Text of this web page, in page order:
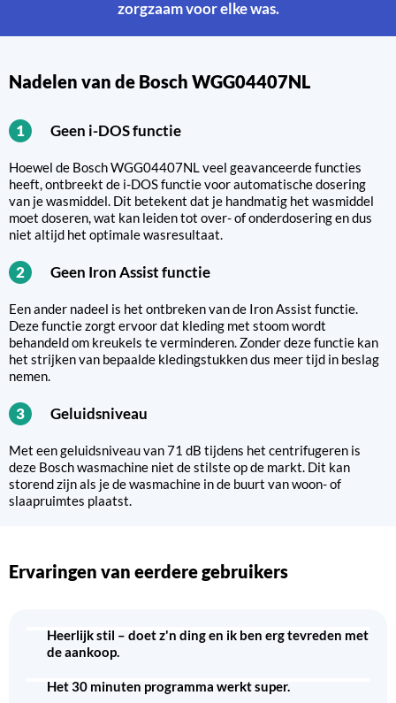
zorgzaam voor elke was.
Nadelen van de Bosch WGG04407NL
1 Geen i-DOS functie
Hoewel de Bosch WGG04407NL veel geavanceerde functies
heeft, ontbreekt de i-DOS functie voor automatische dosering
van je wasmiddel. Dit betekent dat je handmatig het wasmiddel
moet doseren, wat kan leiden tot over- of onderdosering en dus
niet altijd het optimale wasresultaat.
2 Geen Iron Assist functie
Een ander nadeel is het ontbreken van de Iron Assist functie.
Deze functie zorgt ervoor dat kleding met stoom wordt
behandeld om kreukels te verminderen. Zonder deze functie kan
het strijken van bepaalde kledingstukken dus meer tijd in beslag
nemen.
3 Geluidsniveau
Met een geluidsniveau van 71 dB tijdens het centrifugeren is
deze Bosch wasmachine niet de stilste op de markt. Dit kan
storend zijn als je de wasmachine in de buurt van woon- of
slaapruimtes plaatst.
Ervaringen van eerdere gebruikers
Heerlijk stil – doet z'n ding en ik ben erg tevreden met
de aankoop.
Het 30 minuten programma werkt super.